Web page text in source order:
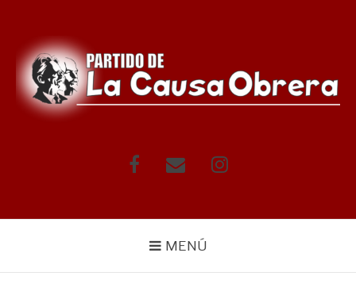
contenido
FacebookCorreo Instagram
MENÚ